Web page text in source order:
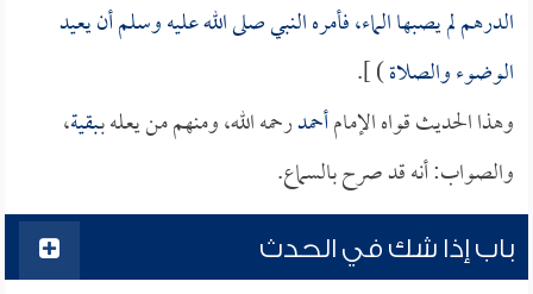
الدرهم لم يصبها الماء، فأمره النبي صلى الله عليه وسلم أن يعيد
الوضوء والصلاة) ].
وهذا الحديث قواه الإمامأحمدرحمه الله، ومنهم من يعله بـبقية،
والصواب: أنه قد صرح بالسماع.
باب إذا شك في الحدث